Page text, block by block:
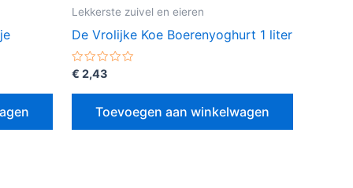
Lekkerste zuivel en eieren
De Vrolijke Koe Boerenyoghurt 1 liter
Gewaardeerd
uit
€ 2,43
Toevoegen aan winkelwagen